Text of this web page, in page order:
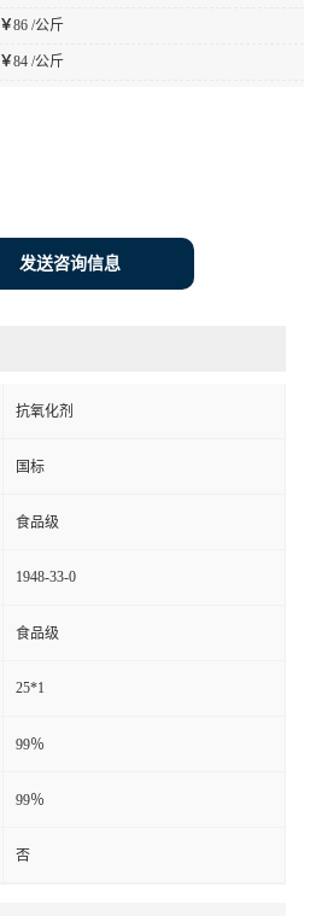
￥86 /公斤
￥84 /公斤
发送咨询信息
抗氧化剂
国标
食品级
1948-33-0
食品级
25*1
99％
99％
否